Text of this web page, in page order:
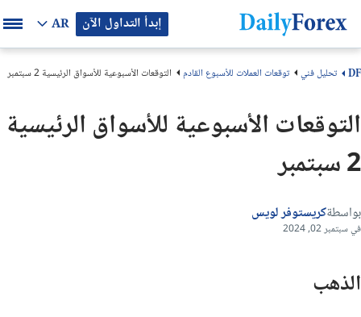
إبدأ التداول الآن AR
DF تحليل فني توقعات العملات للأسبوع القادم التوقعات الأسبوعية للأسواق الرئيسية 2 سبتمبر
التوقعات الأسبوعية للأسواق الرئيسية
2 سبتمبر
بواسطةكريستوفر لويس
في سبتمبر 02, 2024
الذهب